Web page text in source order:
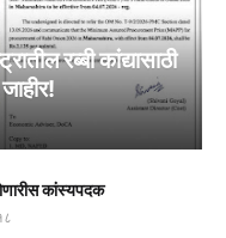
रब्बी कांद्यासाठी
कांस्यपदक